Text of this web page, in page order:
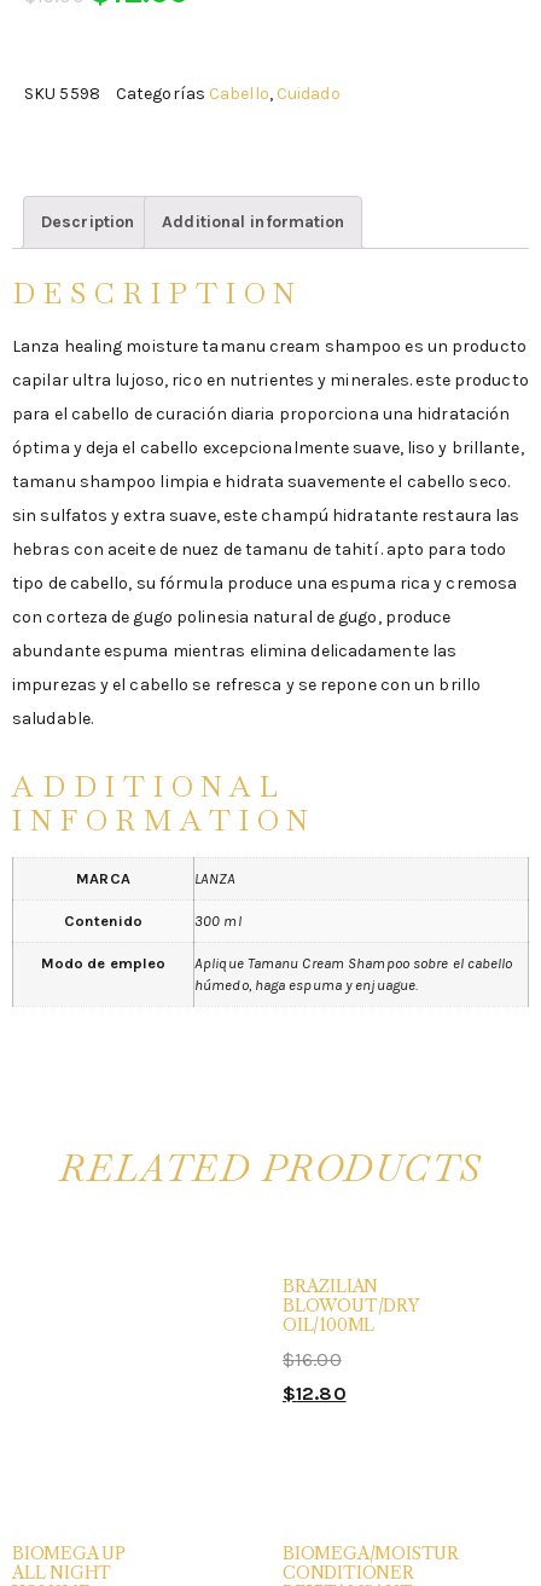
SKU 5598 Categorías Cabello, Cuidado
Description Additional information
DESCRIPTION
Lanza healing moisture tamanu cream shampoo es un producto
capilar ultra lujoso, rico en nutrientes y minerales. este producto
para el cabello de curación diaria proporciona una hidratación
óptima y deja el cabello excepcionalmente suave, liso y brillante,
tamanu shampoo limpia e hidrata suavemente el cabello seco.
sin sulfatos y extra suave, este champú hidratante restaura las
hebras con aceite de nuez de tamanu de tahití. apto para todo
tipo de cabello, su fórmula produce una espuma rica y cremosa
con corteza de gugo polinesia natural de gugo, produce
abundante espuma mientras elimina delicadamente las
impurezas y el cabello se refresca y se repone con un brillo
saludable.
ADDITIONAL
INFORMATION
MARCA LANZA
Contenido 300 ml
Modo de empleo
Aplique Tamanu Cream Shampoo sobre el cabello
húmedo, haga espuma y enjuague.
RELATED PRODUCTS
BRAZILIAN
BLOWOUT/DRY
OIL/100ML
$16.00
$12.80
BIOMEGA UP
ALL NIGHT
BIOMEGA/MOISTUR
CONDITIONER